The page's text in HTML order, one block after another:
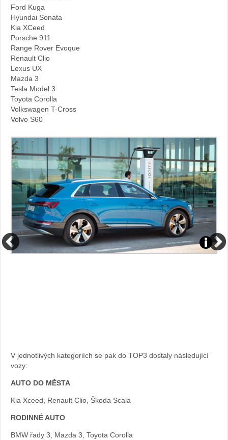
Ford Kuga
Hyundai Sonata
Kia XCeed
Porsche 911
Range Rover Evoque
Renault Clio
Lexus UX
Mazda 3
Tesla Model 3
Toyota Corolla
Volkswagen T-Cross
Volvo S60
Zdroj:
V jednotlivých kategoriích se pak do TOP3 dostaly následující
vozy:
AUTO DO MĚSTA
Kia Xceed, Renault Clio, Škoda Scala
RODINNÉ AUTO
BMW řady 3, Mazda 3, Toyota Corolla